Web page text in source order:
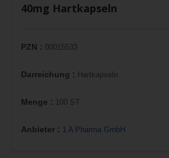
40mg Hartkapseln
PZN : 00015533
Darreichung : Hartkapseln
Menge : 100 ST
Anbieter : 1 A Pharma GmbH